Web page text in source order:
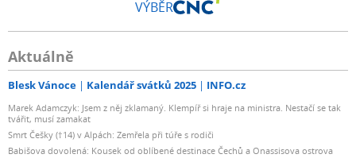
VÝBĚR
Aktuálně
Blesk Vánoce Kalendář svátků 2025 INFO.cz
Marek Adamczyk: Jsem z něj zklamaný. Klempíř si hraje na ministra. Nestačí se tak
tvářit, musí zamakat
Smrt Češky (†14) v Alpách: Zemřela při túře s rodiči
Babišova dovolená: Kousek od oblíbené destinace Čechů a Onassisova ostrova